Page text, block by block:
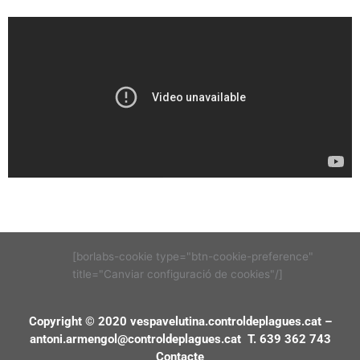
[borlabs-cookie type="btn-cookie-preference"
title="Canviar configuració de cookies"/]
Copyright © 2020 vespavelutina.controldeplagues.cat –
antoni.armengol@controldeplagues.cat T. 639 362 743
Contacte